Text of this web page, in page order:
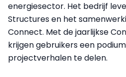
energiesector. Het bedrijf
Structures en het
Connect. Met de jaarlijkse
krijgen gebruikers een
projectverhalen te delen.